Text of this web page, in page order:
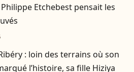
Etchebest pensait les
: loin des terrains où son
l’histoire, sa fille Hiziya